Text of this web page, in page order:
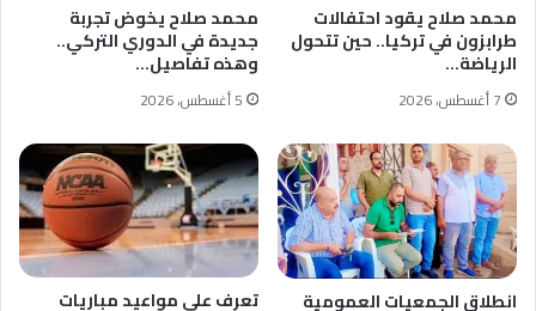
محمد صلاح يقود احتفالات
طرابزون في تركيا.. حين تتحول
الرياضة…
7 أغسطس، 2026
محمد صلاح يخوض تجربة
جديدة في الدوري التركي..
وهذه تفاصيل…
5 أغسطس، 2026
انطلاق الجمعيات العمومية تعرف على مواعيد مباريات